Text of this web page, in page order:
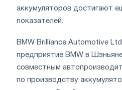
аккумуляторов достигают
показателей.
BMW Brilliance Automotive
предприятие BMW в
совместным
по производству